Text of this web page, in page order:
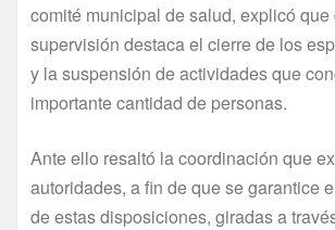
comité municipal de salud, explicó que
supervisión destaca el cierre de los
y la suspensión de actividades que
importante cantidad de personas.
Ante ello resaltó la coordinación que
autoridades, a fin de que se garantice
de estas disposiciones, giradas a